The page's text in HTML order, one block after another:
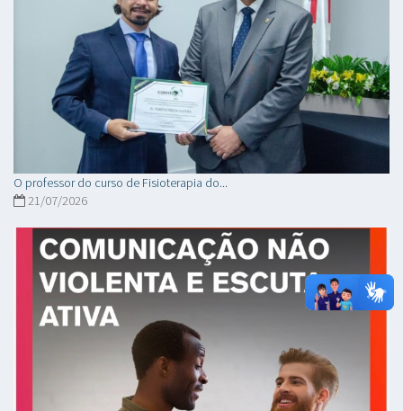
O professor do curso de Fisioterapia do...
21/07/2026